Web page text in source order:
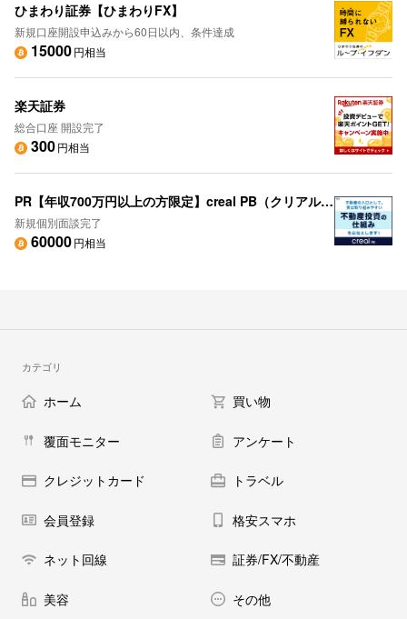
ひまわり証券【ひまわりFX】
新規口座開設申込みから60日以内、条件達成
15000円相当
楽天証券
総合口座 開設完了
300円相当
PR【年収700万円以上の方限定】creal PB（クリアルPB）不動産投資個別面談
新規個別面談完了
60000円相当
カテゴリ
ホーム 買い物
覆面モニター アンケート
クレジットカード トラベル
会員登録 格安スマホ
ネット回線 証券/FX/不動産
美容 その他